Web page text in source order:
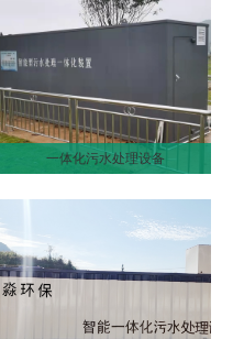
一体化污水处理设备